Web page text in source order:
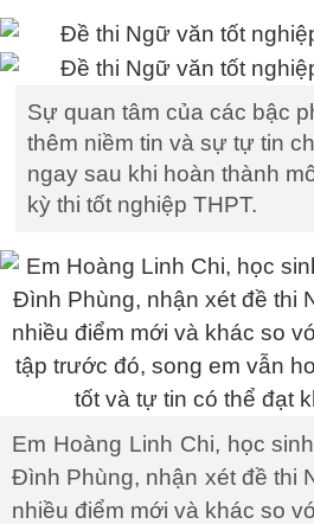
Sự quan tâm của các bậc
thêm niềm tin và sự tự tin
ngay sau khi hoàn thành
kỳ thi tốt nghiệp THPT.
Em Hoàng Linh Chi, học
Đình Phùng, nhận xét đề thi
nhiều điểm mới và khác so